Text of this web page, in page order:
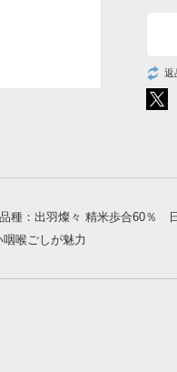
返
種：出羽燦々 精米歩合60
喉ごしが魅力